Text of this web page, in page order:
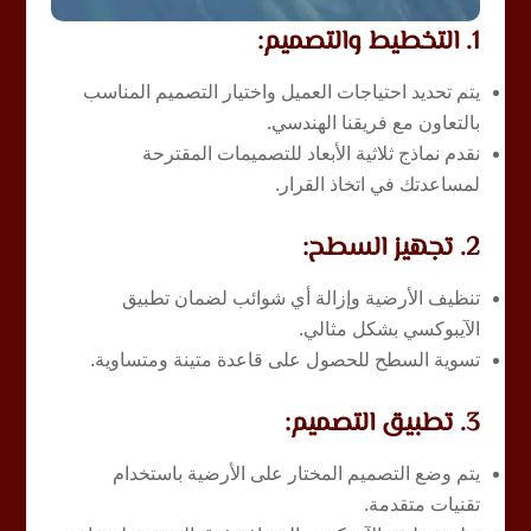
1. التخطيط والتصميم:
يتم تحديد احتياجات العميل واختيار التصميم المناسب
بالتعاون مع فريقنا الهندسي.
نقدم نماذج ثلاثية الأبعاد للتصميمات المقترحة
لمساعدتك في اتخاذ القرار.
2. تجهيز السطح:
تنظيف الأرضية وإزالة أي شوائب لضمان تطبيق
الآيبوكسي بشكل مثالي.
تسوية السطح للحصول على قاعدة متينة ومتساوية.
3. تطبيق التصميم:
يتم وضع التصميم المختار على الأرضية باستخدام
تقنيات متقدمة.